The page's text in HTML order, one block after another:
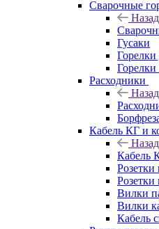
Сварочные
Назад
Гусаки
Горелки
Расходники
Назад
Кабель КГ и
Назад
Кабель
Розетки
Розетки
Вилки
Вилки
Кабель